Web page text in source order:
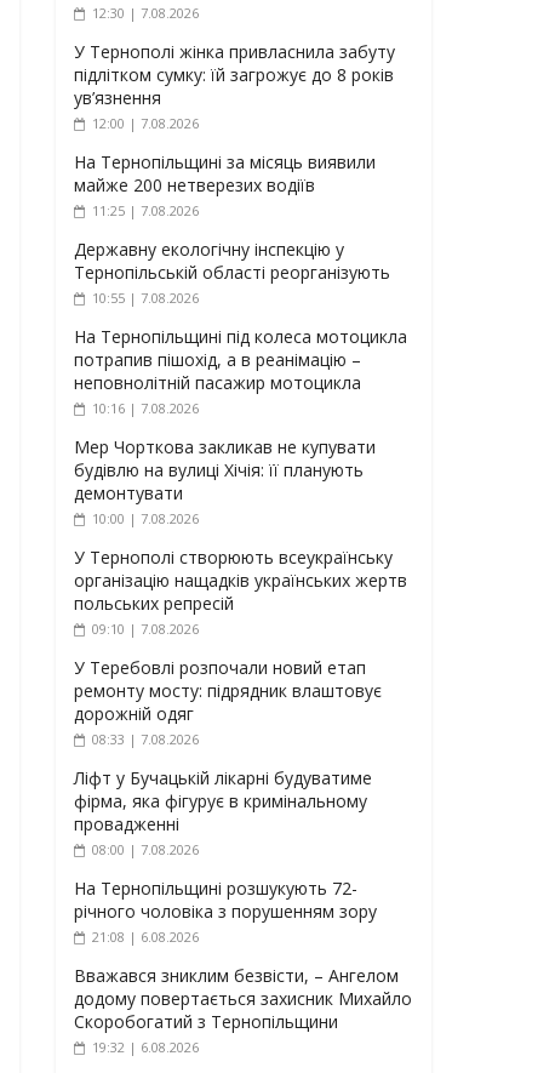
12:30 | 7.08.2026
У Тернополі жінка привласнила забуту
підлітком сумку: їй загрожує до 8 років
ув’язнення
12:00 | 7.08.2026
На Тернопільщині за місяць виявили
майже 200 нетверезих водіїв
11:25 | 7.08.2026
Державну екологічну інспекцію у
Тернопільській області реорганізують
10:55 | 7.08.2026
На Тернопільщині під колеса мотоцикла
потрапив пішохід, а в реанімацію –
неповнолітній пасажир мотоцикла
10:16 | 7.08.2026
Мер Чорткова закликав не купувати
будівлю на вулиці Хічія: її планують
демонтувати
10:00 | 7.08.2026
У Тернополі створюють всеукраїнську
організацію нащадків українських жертв
польських репресій
09:10 | 7.08.2026
У Теребовлі розпочали новий етап
ремонту мосту: підрядник влаштовує
дорожній одяг
08:33 | 7.08.2026
Ліфт у Бучацькій лікарні будуватиме
фірма, яка фігурує в кримінальному
провадженні
08:00 | 7.08.2026
На Тернопільщині розшукують 72-
річного чоловіка з порушенням зору
21:08 | 6.08.2026
Вважався зниклим безвісти, – Ангелом
додому повертається захисник Михайло
Скоробогатий з Тернопільщини
19:32 | 6.08.2026